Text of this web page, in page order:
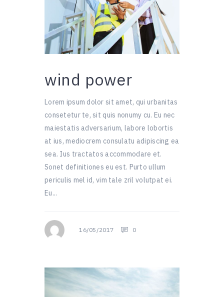
wind power
Lorem ipsum dolor sit amet, qui urbanitas
consetetur te, sit quis nonumy cu. Eu nec
maiestatis adversarium, labore lobortis
at ius, mediocrem consulatu adipiscing ea
sea. Ius tractatos accommodare et.
Sonet definitiones eu est. Purto ullum
periculis mel id, vim tale zril volutpat ei.
Eu...
16/05/2017 0